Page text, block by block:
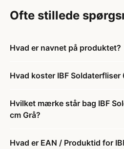
Ofte stillede
Hvad er navnet på produktet?
Hvad koster IBF
Hvilket mærke står bag IBF
cm Grå?
Hvad er EAN / Produktid for